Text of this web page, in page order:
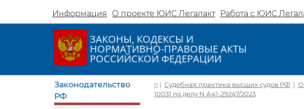
Информация О проекте ЮИС Легалакт Работа с ЮИС
ЗАКОНЫ, КОДЕКСЫ И
НОРМАТИВНО-ПРАВОВЫЕ АКТЫ
РОССИЙСКОЙ ФЕДЕРАЦИИ
Законодательство
РФ
| Судебная практика высших судов РФ |
10031 по делу N А41-29247/2023